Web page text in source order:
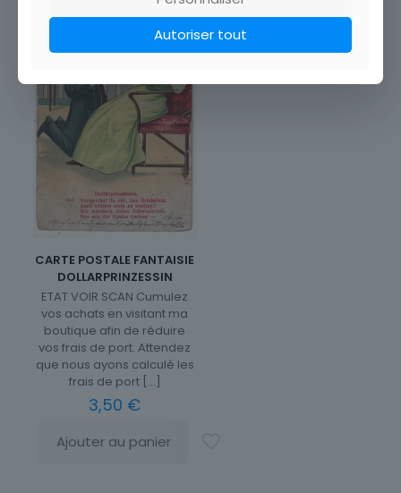
CARTE POSTALE FANTAISIE
DOLLARPRINZESSIN
ETAT VOIR SCAN Cumulez
vos achats en visitant ma
boutique afin de réduire
vos frais de port. Attendez
que nous ayons calculé les
frais de port[…]
3,50 €
Ajouter au panier
Autoriser tout